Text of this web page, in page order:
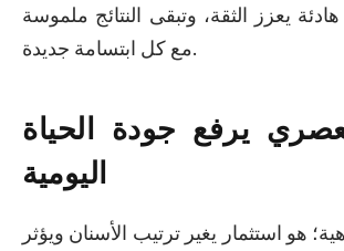
يعزز الثقة، وتبقى النتائج ملموسة
مع كل ابتسامة جديدة.
يرفع جودة الحياة
اليومية
هو استثمار يغير ترتيب الأسنان ويؤثر